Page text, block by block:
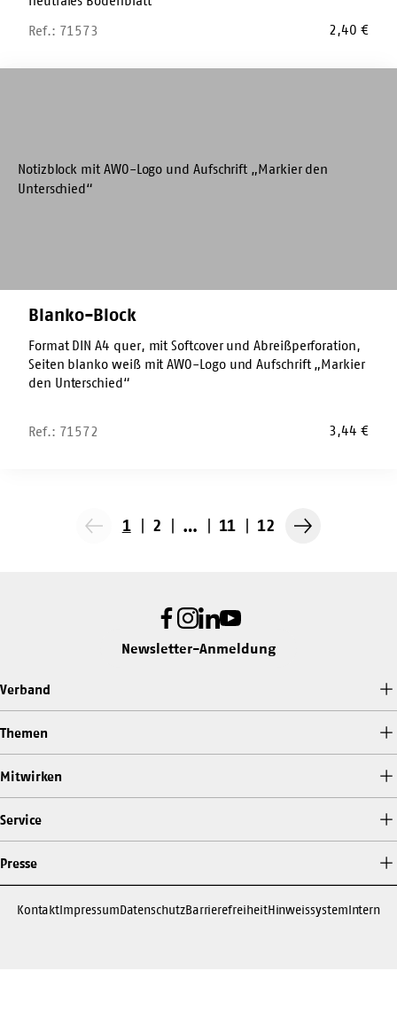
Ref.: 71573
2,40€
Blanko-Block
Format DIN A4 quer, mit Softcover und Abreißperforation,
Seiten blanko weiß mit AWO-Logo und Aufschrift „Markier
den Unterschied“
Ref.: 71572 3,44€
Vorherige
1 2 … 11 12
Nächste
Facebook
Instagram
LinkedIn
Youtube
Newsletter-Anmeldung
Verband
Themen
Mitwirken
Service
Presse
KontaktImpressumDatenschutzBarrierefreiheitHinweissystemIntern